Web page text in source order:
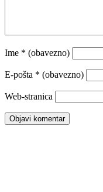
Ime * (obavezno)
E-pošta * (obavezno)
Web-stranica